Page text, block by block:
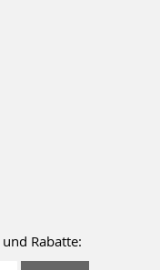
Rabatte: